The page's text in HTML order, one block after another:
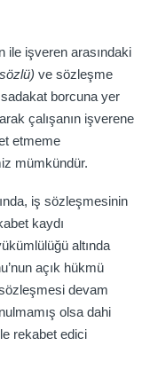
ile işveren arasındaki
ve sözleşme
sadakat borcuna yer
çalışanın işverene
etmeme
mümkündür.
iş sözleşmesinin
kaydı
altında
açık hükmü
devam
olsa dahi
rekabet edici